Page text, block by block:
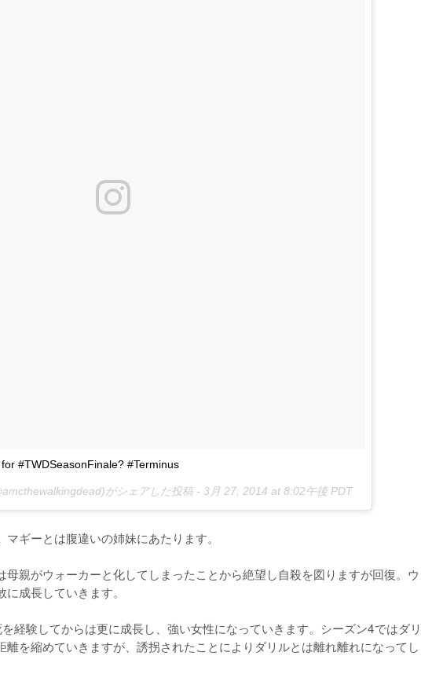
#TWDSeasonFinale? #Terminus
がシェアした投稿 - 3月 27, 2014 at 8:02午後 PDT
ギーとは腹違いの姉妹にあたります。
母親がウォーカーと化してしまったことから絶望し自殺を図りますが回復。ウ
成長していきます。
経験してからは更に成長し、強い女性になっていきます。シーズン4ではダリ
離を縮めていきますが、誘拐されたことによりダリルとは離れ離れになってし